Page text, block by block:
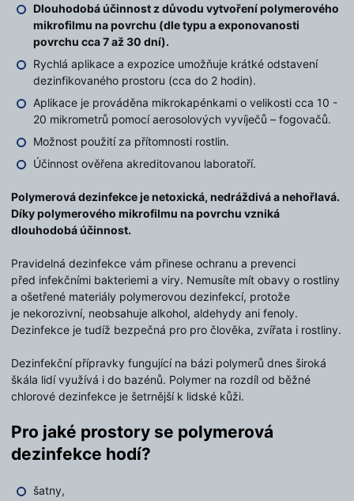
Dlouhodobá účinnost z důvodu vytvoření polymerového
mikrofilmu na povrchu (dle typu a exponovanosti
povrchu cca 7 až 30 dní).
Rychlá aplikace a expozice umožňuje krátké odstavení
dezinfikovaného prostoru (cca do 2 hodin).
Aplikace je prováděna mikrokapénkami o velikosti cca 10 -
20 mikrometrů pomocí aerosolových vyvíječů – fogovačů.
Možnost použití za přítomnosti rostlin.
Účinnost ověřena akreditovanou laboratoří.
Polymerová dezinfekce je netoxická, nedráždivá a nehořlavá.
Díky polymerového mikrofilmu na povrchu vzniká
dlouhodobá účinnost.
Pravidelná dezinfekce vám přinese ochranu a prevenci
před infekčními bakteriemi a viry. Nemusíte mít obavy o rostliny
a ošetřené materiály polymerovou dezinfekcí, protože
je nekorozivní, neobsahuje alkohol, aldehydy ani fenoly.
Dezinfekce je tudíž bezpečná pro pro člověka, zvířata i rostliny.
Dezinfekční přípravky fungující na bázi polymerů dnes široká
škála lidí využívá i do bazénů. Polymer na rozdíl od běžné
chlorové dezinfekce je šetrnější k lidské kůži.
Pro jaké prostory se polymerová
dezinfekce hodí?
šatny,